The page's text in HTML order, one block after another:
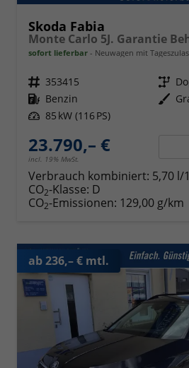
Skoda Fabia
sofort lieferbar Neuwagen mit
Fahrzeugnr. 353415 Getriebe
Kraftstoff Benzin Außenfarbe
Leistung 85 kW (116 PS)
23.790,– €
incl. 19% MwSt.
Verbrauch kombiniert: 5,70 l/
CO2-Klasse: D
CO2-Emissionen: 129,00 g/km
ab 236,– € mtl.